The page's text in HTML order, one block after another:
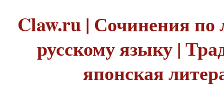
Claw.ru | Сочинения по
русскому языку |
японская